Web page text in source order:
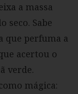
a massa
seco. Sabe
que perfuma a
acertou o
verde.
mágica: